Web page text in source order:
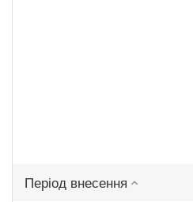
Період внесення